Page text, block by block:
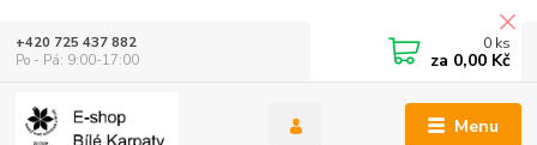
Menu
+420 725 437 882
Po - Pá: 9:00-17:00
0 ks
za 0,00 Kč